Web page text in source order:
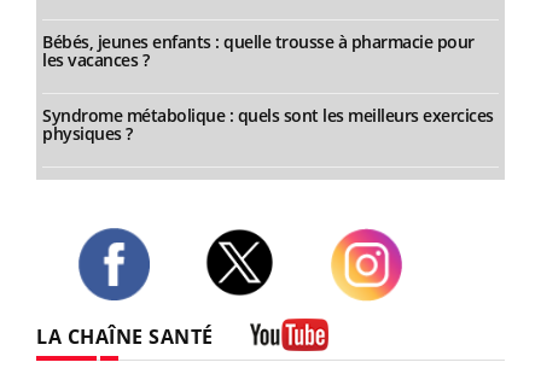
Bébés, jeunes enfants : quelle trousse à pharmacie pour
les vacances ?
Syndrome métabolique : quels sont les meilleurs exercices
physiques ?
LA CHAÎNE SANTÉ